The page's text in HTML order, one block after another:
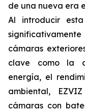
de una nueva era
Al introducir
cámaras
clave como la
energía, el
ambiental,
cámaras con